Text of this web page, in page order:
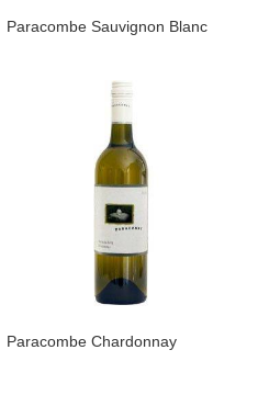
Paracombe Sauvignon Blanc
Paracombe Chardonnay